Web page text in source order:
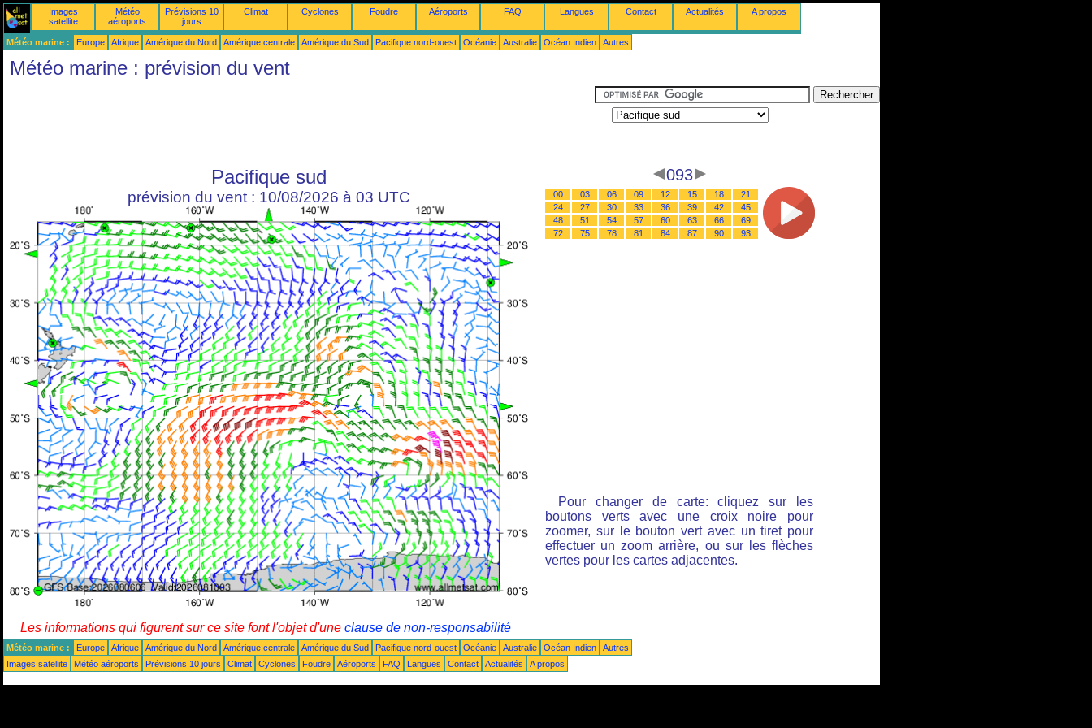
Images
satellite
Météo
aéroports
Prévisions 10
jours
Climat Cyclones Foudre Aéroports FAQ Langues Contact Actualités A propos
Météo marine : Europe Afrique Amérique du Nord Amérique centrale Amérique du Sud Pacifique nord-ouest Océanie Australie Océan Indien Autres
Météo marine : prévision du vent
Pacifique sud
prévision du vent : 10/08/2026 à 03 UTC
093
00 03 06 09 12 15 18
21
24
27 30 33 36 39 42
45
48
51 54 57 60 63 66
69
72
75 78 81 84 87 90 93
Pour changer de carte: cliquez sur les
boutons verts avec une croix noire pour
zoomer, sur le bouton vert avec un tiret pour
effectuer un zoom arrière, ou sur les flèches
vertes pour les cartes adjacentes.
Les informations qui figurent sur ce site font l'objet d'une clause de non-responsabilité
Météo marine : Europe Afrique Amérique du Nord Amérique centrale Amérique du Sud Pacifique nord-ouest Océanie Australie Océan Indien
Autres
Images satellite
Météo aéroports Prévisions 10 jours Climat Cyclones Foudre Aéroports FAQ Langues Contact Actualités A propos